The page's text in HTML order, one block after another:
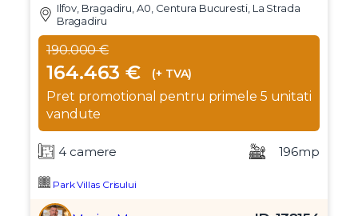
Ilfov, Bragadiru, A0, Centura Bucuresti, La Strada
Bragadiru
190.000 €
164.463 € (+ TVA)
Pret promotional pentru primele 5 unitati
vandute
4 camere 196mp
Park Villas Crisului